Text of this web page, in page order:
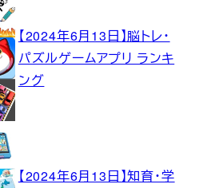
【2024年6月13日】脳トレ・
パズルゲームアプリ ランキ
ング
【2024年6月13日】知育・学